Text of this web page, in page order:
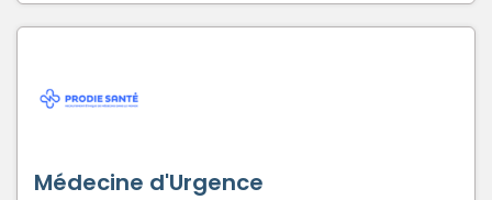
Médecine d'Urgence